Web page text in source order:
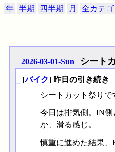
年 半期 四半期 月 全カテゴ
2026-03-01-Sun シート
[バイク] 昨日の引き続き
シートカット祭りで
今日は排気側。IN
か、滑る感じ。
慎重に進めた結果